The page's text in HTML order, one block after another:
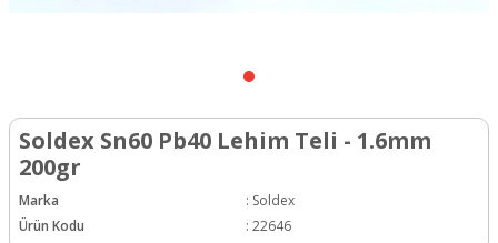
Soldex Sn60 Pb40 Lehim Teli - 1.6mm
200gr
Marka : Soldex
Ürün Kodu
: 22646